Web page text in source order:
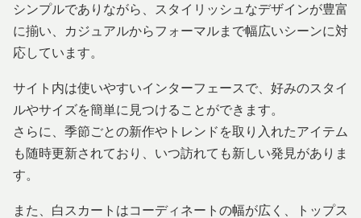
シンプルでありながら、スタイリッシュなデザインが豊富
に揃い、カジュアルからフォーマルまで幅広いシーンに対
応しています。
サイト内は使いやすいインターフェースで、好みのスタイ
ルやサイズを簡単に見つけることができます。
さらに、季節ごとの新作やトレンドを取り入れたアイテム
も随時更新されており、いつ訪れても新しい発見がありま
す。
また、白スカートはコーディネートの幅が広く、トップス